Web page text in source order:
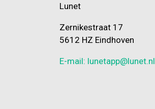
Lunet
Zernikestraat 17
5612 HZ Eindhoven
E-mail: lunetapp@lunet.nl